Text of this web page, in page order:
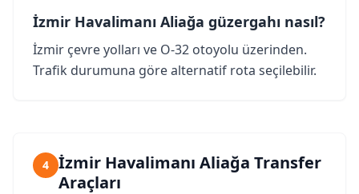
İzmir Havalimanı Aliağa güzergahı nasıl?
İzmir çevre yolları ve O-32 otoyolu üzerinden.
Trafik durumuna göre alternatif rota seçilebilir.
4
İzmir Havalimanı Aliağa Transfer
Araçları